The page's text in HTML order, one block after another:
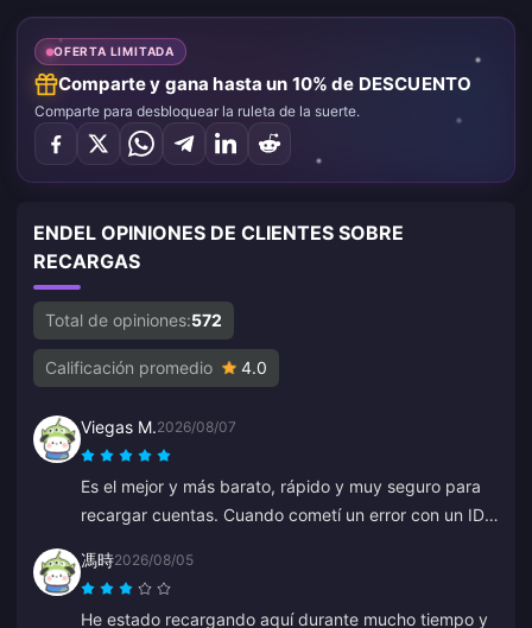
OFERTA LIMITADA
Comparte y gana hasta un 10% de DESCUENTO
Comparte para desbloquear la ruleta de la suerte.
ENDEL OPINIONES DE CLIENTES SOBRE
RECARGAS
Total de opiniones:572
Calificación promedio 4.0
Viegas M.2026/08/07
Es el mejor y más barato, rápido y muy seguro para
recargar cuentas. Cuando cometí un error con un ID
correcto.
馮時2026/08/05
He estado recargando aquí durante mucho tiempo y